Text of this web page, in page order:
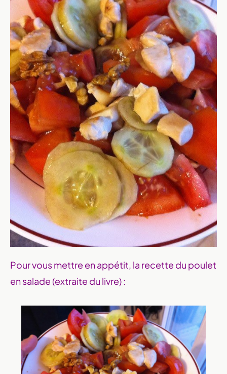
Pour vous mettre en appétit, la recette du poulet
en salade (extraite du livre) :